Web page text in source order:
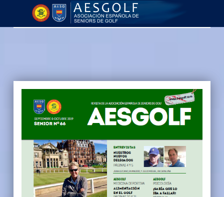
Asociación Española de Seniors de Golf